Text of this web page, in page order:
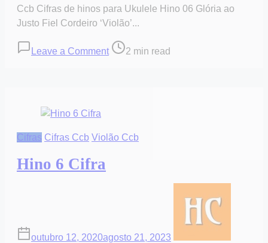
Ccb Cifras de hinos para Ukulele Hino 06 Glória ao
Justo Fiel Cordeiro ‘Violão’...
Leave a Comment on
Fiel
Post2 min read
Cifras Cifras Ccb Violão Ccb
Hino 6 Cifra
outubro 12, 2020agosto 21, 2023